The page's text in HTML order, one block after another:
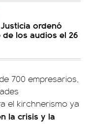
ordenó
los audios el 26
700 empresarios,
el kirchnerismo ya
la crisis y la